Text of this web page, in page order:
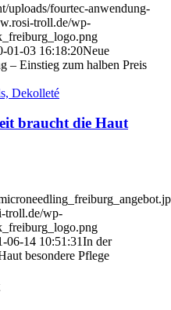
uploads/fourtec-anwendung-
troll.de/wp-
01-03 16:18:20Neue
– Einstieg zum halben Preis
Dekolleté
braucht die Haut
troll.de/wp-
06-14 10:51:31In der
besondere Pflege